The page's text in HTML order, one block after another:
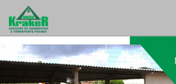
Inicial